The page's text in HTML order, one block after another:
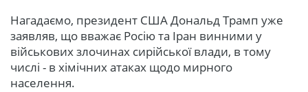
Нагадаємо, президент США Дональд Трамп уже
заявляв, що вважає Росію та Іран винними у
військових злочинах сирійської влади, в тому
числі - в хімічних атаках щодо мирного
населення.